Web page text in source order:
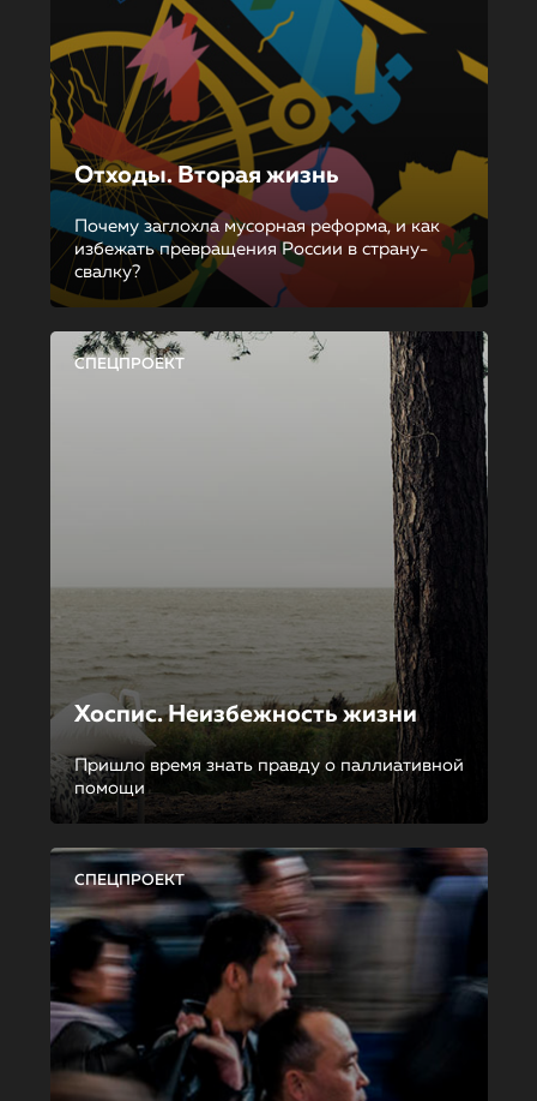
Отходы. Вторая жизнь
Почему заглохла мусорная реформа, и как
избежать превращения России в страну-
свалку?
СПЕЦПРОЕКТ
Хоспис. Неизбежность жизни
Пришло время знать правду о паллиативной
помощи
СПЕЦПРОЕКТ